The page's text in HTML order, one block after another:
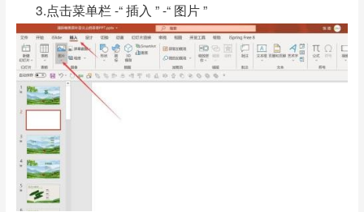
3.点击菜单栏 -“ 插入 ” -“ 图片 ”